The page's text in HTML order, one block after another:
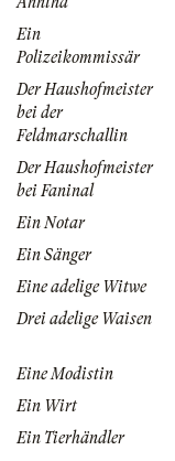
Ein
Polizeikommissär
Der Haushofmeister
bei der
Feldmarschallin
Der Haushofmeister
bei Faninal
Ein Notar
Ein Sänger
Eine adelige Witwe
Drei adelige Waisen
Eine Modistin
Ein Wirt
Ein Tierhändler